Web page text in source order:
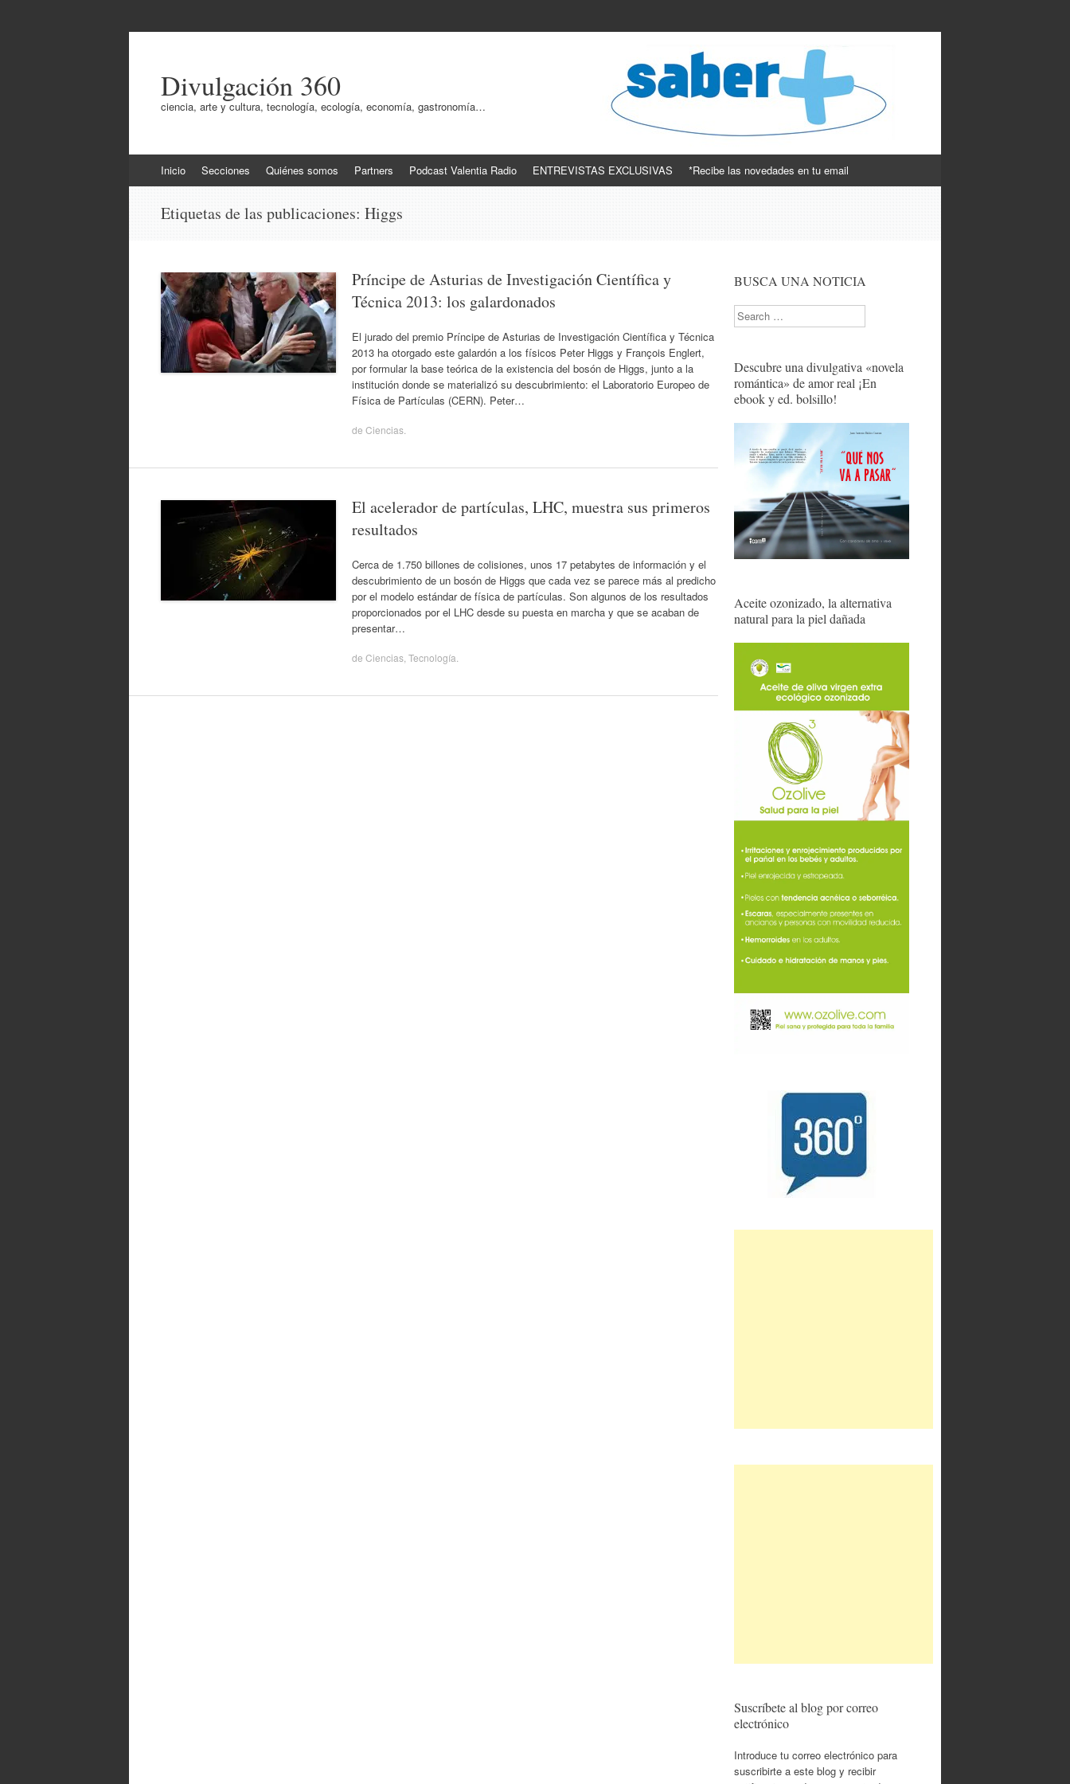
Divulgación 360
ciencia, arte y cultura, tecnología, ecología, economía, gastronomía…
al
Inicio Secciones Quiénes somos Partners Podcast Valentia Radio ENTREVISTAS EXCLUSIVAS *Recibe las novedades en tu email
Etiquetas de las publicaciones: Higgs
Príncipe de Asturias de Investigación Científica y
Técnica 2013: los galardonados
El jurado del premio Príncipe de Asturias de Investigación Científica y Técnica
2013 ha otorgado este galardón a los físicos Peter Higgs y François Englert,
por formular la base teórica de la existencia del bosón de Higgs, junto a la
institución donde se materializó su descubrimiento: el Laboratorio Europeo de
Física de Partículas (CERN). Peter…
de Ciencias
El acelerador de partículas, LHC, muestra sus primeros
resultados
Cerca de 1.750 billones de colisiones, unos 17 petabytes de información y el
descubrimiento de un bosón de Higgs que cada vez se parece más al predicho
por el modelo estándar de física de partículas. Son algunos de los resultados
proporcionados por el LHC desde su puesta en marcha y que se acaban de
presentar…
de Ciencias Tecnología
BUSCA UNA NOTICIA
Search
Descubre una divulgativa «novela
romántica» de amor real ¡En
ebook y ed. bolsillo!
Aceite ozonizado, la alternativa
natural para la piel dañada
Suscríbete al blog por correo
electrónico
Introduce tu correo electrónico para
suscribirte a este blog y recibir